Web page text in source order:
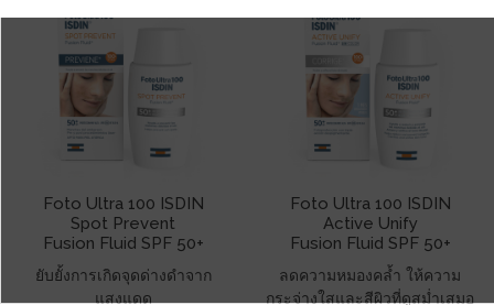
Foto Ultra 100 ISDIN
Spot Prevent
Fusion Fluid SPF 50+
ยับยั้งการเกิดจุดด่างดำจาก
แสงแดด
Foto Ultra 100 ISDIN
Active Unify
Fusion Fluid SPF 50+
ลดความหมองคล้ำ ให้ความ
กระจ่างใสและสีผิวที่ดูสม่ำเสมอ